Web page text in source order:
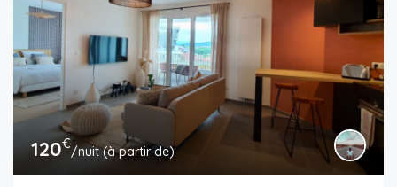
120€/nuit (à partir de)